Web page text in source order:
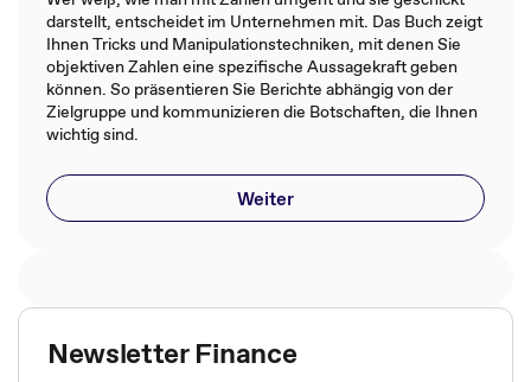
darstellt, entscheidet im Unternehmen mit. Das Buch zeigt
Ihnen Tricks und Manipulationstechniken, mit denen Sie
objektiven Zahlen eine spezifische Aussagekraft geben
können. So präsentieren Sie Berichte abhängig von der
Zielgruppe und kommunizieren die Botschaften, die Ihnen
wichtig sind.
Weiter
Newsletter Finance